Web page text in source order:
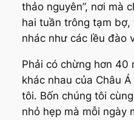
thảo nguyên”, nơi mà
hai tuần trông tạm
nhác như các lều đào
Phải có chừng hơn
khác nhau của Châu
tôi. Bốn chúng tôi
nhỏ hẹp mà mỗi ngày